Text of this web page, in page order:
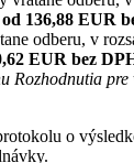
od 136,88 EUR
odberu, v
EUR bez
Rozhodnutia
o